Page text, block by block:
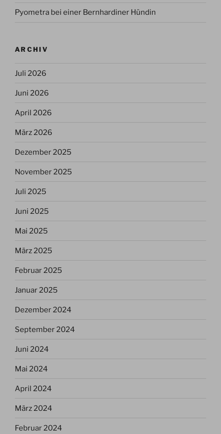
Pyometra bei einer Bernhardiner Hündin
ARCHIV
Juli 2026
Juni 2026
April 2026
März 2026
Dezember 2025
November 2025
Juli 2025
Juni 2025
Mai 2025
März 2025
Februar 2025
Januar 2025
Dezember 2024
September 2024
Juni 2024
Mai 2024
April 2024
März 2024
Februar 2024